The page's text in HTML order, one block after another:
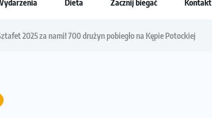
Dieta Zacznij biegać Kontakt
2025 za nami! 700 drużyn pobiegło na Kępie Potockiej